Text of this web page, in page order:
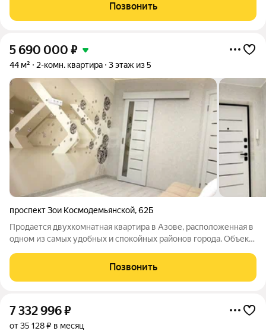
Позвонить
5 690 000 ₽
44 м² 2-комн. квартира 3 этаж из 5
проспект Зои Космодемьянской,62Б
Продается двухкомнатная квартира в Азове, расположенная в
одном из самых удобных и спокойных районов города. Объект
шлагбаумом, что гарантирует безопасность и порядок. Вся
повседневная инфраструктура
Позвонить
7 332 996₽
от 35 128 ₽ в месяц